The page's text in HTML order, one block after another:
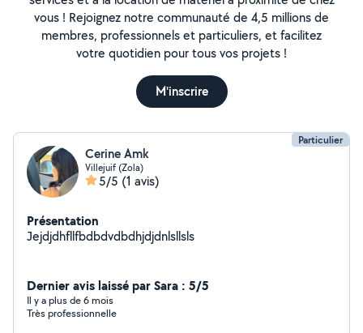
vous ! Rejoignez notre communauté de 4,5 millions de
membres, professionnels et particuliers, et facilitez
votre quotidien pour tous vos projets !
M'inscrire
Particulier
Cerine Amk
Villejuif (Zola)
5/5 (1 avis)
Présentation
Jejdjdhfllfbdbdvdbdhjdjdnlsllsls
Dernier avis laissé par Sara : 5/5
Il y a plus de 6 mois
Très professionnelle